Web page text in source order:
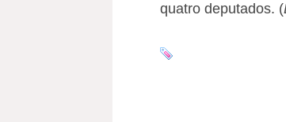
quatro deputados. (